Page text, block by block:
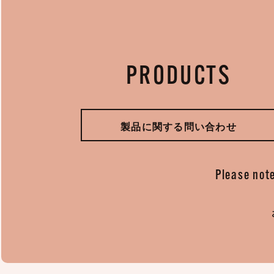
PRODUCTS
製品に関する問い合わせ
Please